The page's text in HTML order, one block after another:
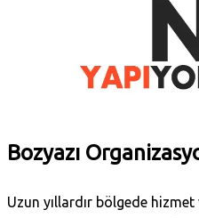
Bozyazı
Uzun yıllardır bölgede